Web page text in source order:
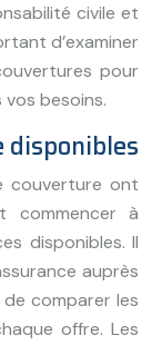
civile et
d’examiner
pour
besoins.
disponibles
couverture ont
commencer à
disponibles. Il
auprès
comparer les
offre. Les